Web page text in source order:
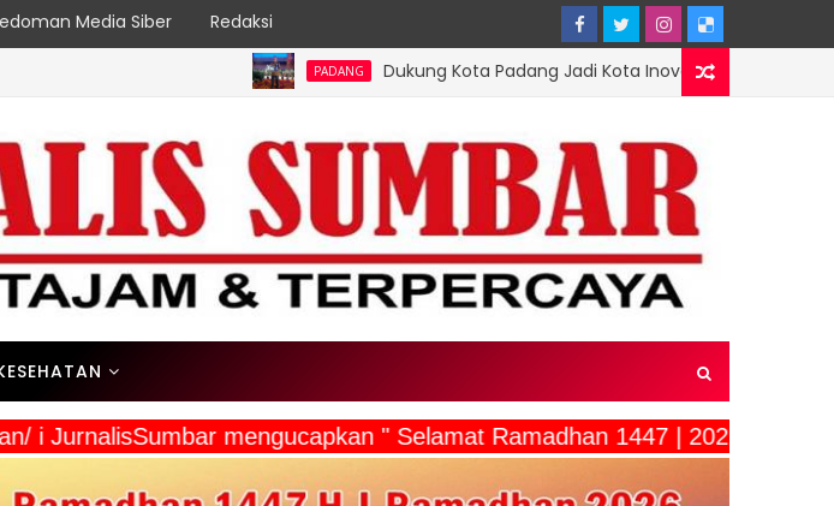
Media Siber Redaksi
Dukung Kota Padang Jadi Kota Inovator, Kartu Registrasi Kesenian
i JurnalisSumbar mengucapkan " Selamat Ramadhan 1447 | 2026"